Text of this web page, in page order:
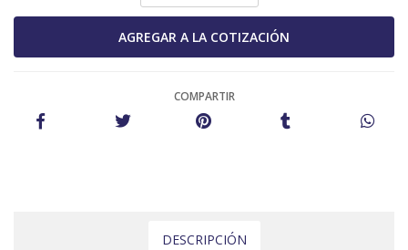
COMPARTIR
DESCRIPCIÓN